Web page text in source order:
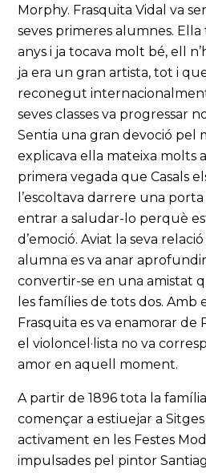
Morphy. Frasquita Vidal va
seves primeres alumnes.
anys i ja tocava molt bé, ell
ja era un gran artista, tot i
reconegut
seves classes va progressar
Sentia una gran devoció pel
explicava ella mateixa molts
primera vegada que Casals
l’escoltava darrere una
entrar a saludar-lo perquè
d’emoció. Aviat la seva
alumna es va anar
convertir-se en una amistat
les famílies de tots dos. Amb
Frasquita es va enamorar de
el violoncel·lista no va
amor en aquell moment.
A partir de 1896 tota la
començar a estiuejar a
activament en les Festes
impulsades pel pintor